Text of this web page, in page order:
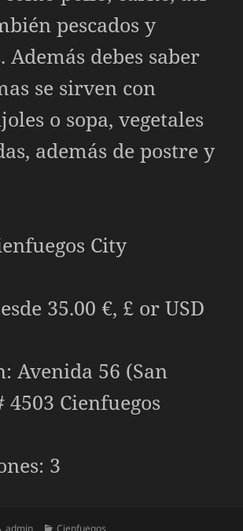
pescados y
Además debes saber
se sirven con
o sopa, vegetales
además de postre y
City
35.00 €, £ or USD
Avenida 56 (San
Cienfuegos
3
Autor
admin Categorías
Cienfuegos